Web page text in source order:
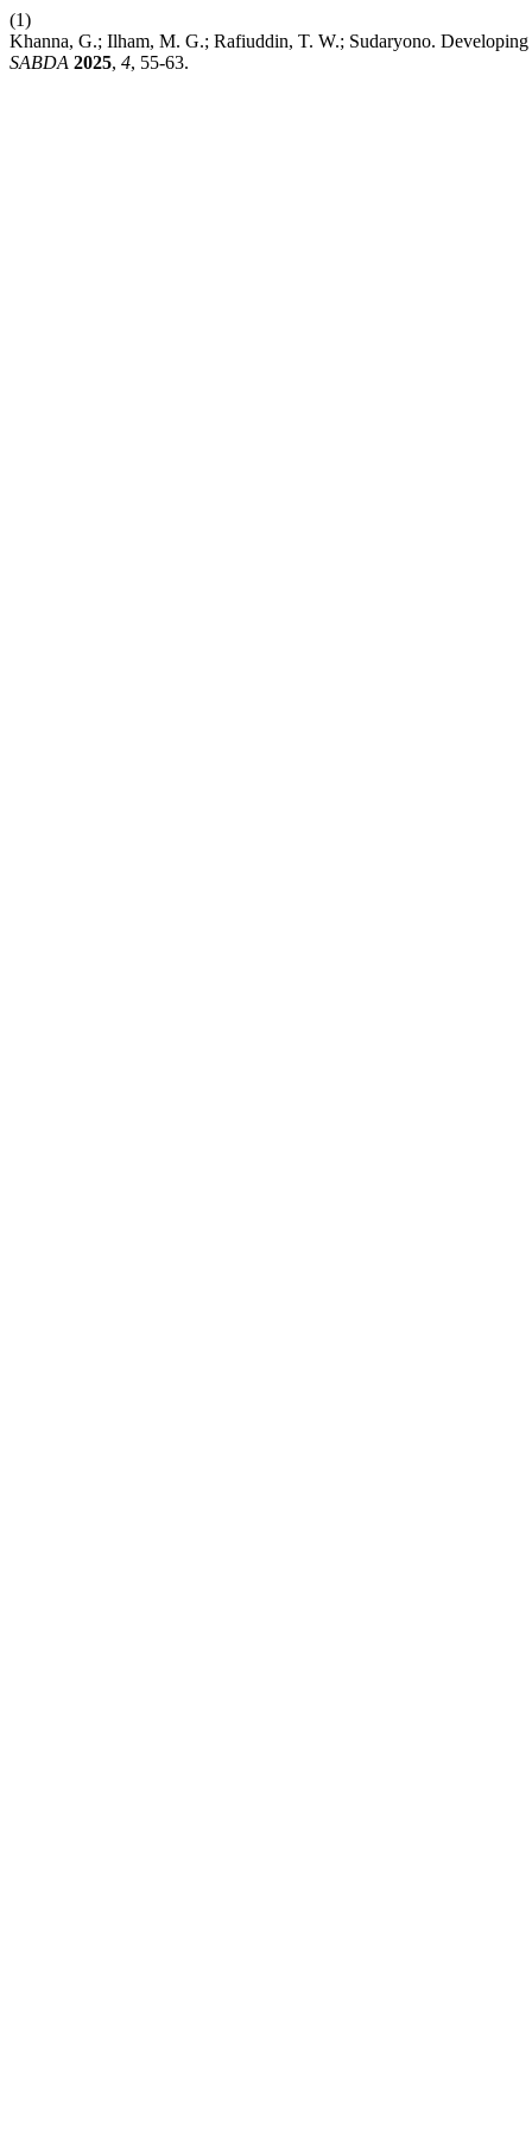
(1)
Khanna, G.; Ilham, M. G.; Rafiuddin, T. W.; Sudaryono.
SABDA 2025, 4, 55-63.